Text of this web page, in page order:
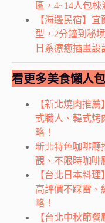
區，4~14人包
【海邊民宿】
型，2分鐘到秘
日系療癒插畫設
看更多美食懶人包
【新北燒肉推
式職人、韓式烤
略！
新北特色咖啡廳
觀、不限時咖啡
【台北日本料
高評價不踩雷、
略！
【台北中秋節